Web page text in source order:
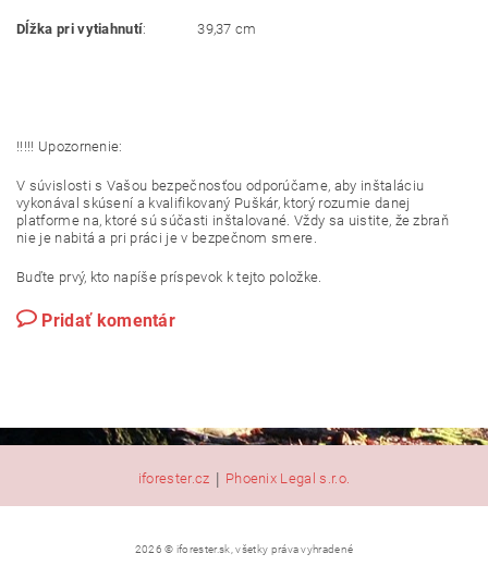
Dĺžka pri vytiahnutí: 39,37 cm
!!!!! Upozornenie:
V súvislosti s Vašou bezpečnosťou odporúčame, aby inštaláciu
vykonával skúsení a kvalifikovaný Puškár, ktorý rozumie danej
platforme na, ktoré sú súčasti inštalované. Vždy sa uistite, že zbraň
nie je nabitá a pri práci je v bezpečnom smere.
Buďte prvý, kto napíše príspevok k tejto položke.
Pridať komentár
iforester.cz Phoenix Legal s.r.o.
2026 © iforester.sk, všetky práva vyhradené